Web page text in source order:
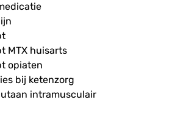
MTX huisarts
opiaten
bij ketenzorg
intramusculair